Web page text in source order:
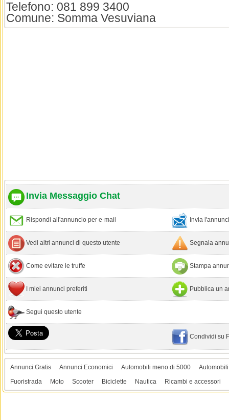
Telefono: 081 899 3400
Comune: Somma Vesuviana
Invia Messaggio Chat
Rispondi all'annuncio per e-mail Invia
Vedi altri annunci di questo utente Segnala
Come evitare le truffe Stampa
I miei annunci preferiti Pubblica un
Segui questo utente
Condividi su
Annunci Gratis Annunci Economici Automobili meno di 5000
Fuoristrada
Moto Scooter Biciclette Nautica Ricambi e accessori